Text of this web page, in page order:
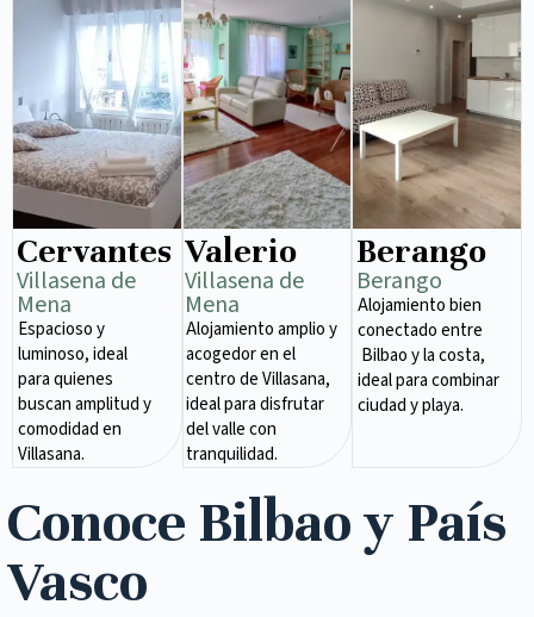
Cervantes
Villasena de
Mena​
Espacioso y
luminoso, ideal
para quienes
buscan amplitud y
comodidad en
Villasana.
Valerio
Villasena de
Mena​
Alojamiento amplio y
acogedor en el
centro de Villasana,
ideal para disfrutar
del valle con
tranquilidad.
Berango
Berango
Alojamiento bien
conectado entre
Bilbao y la costa,
ideal para combinar
ciudad y playa.
Conoce Bilbao y País
Vasco